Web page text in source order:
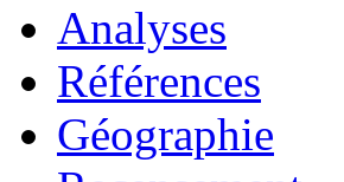
Analyses
Références
Géographie